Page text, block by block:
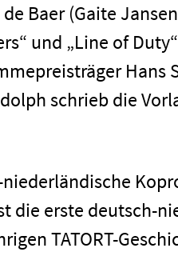
Baer (Gaite
und „Line of
Hans
schrieb die
die erste deutsch-
TATORT-